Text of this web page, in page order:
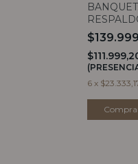
MATE
$139.999
6 x